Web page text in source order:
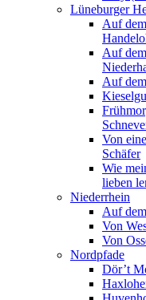
Lüneburger
Auf
Auf
Auf
Von
Schäfer
Wie
lieben
Niederrhein
Auf
Von
Von
Nordpfade
Dör’t